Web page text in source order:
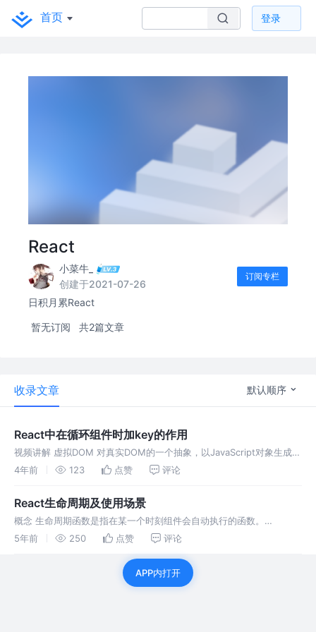
首页 登录
React
小菜牛_
创建于2021-07-26
订阅专栏
日积月累React
暂无订阅 共2篇文章
收录文章 默认顺序
React中在循环组件时加key的作用
视频讲解 虚拟DOM 对真实DOM的一个抽象，以JavaScript对象生成
Node节点树，用对象的属性来描述节点，实现虚拟DOM与真实DOM的
4年前 123 点赞 评论
React生命周期及使用场景
概念 生命周期函数是指在某一个时刻组件会自动执行的函数。
componentWillMount 在组件即将被挂载到页面的时候，自动执行。
5年前 250 点赞 评论
APP内打开